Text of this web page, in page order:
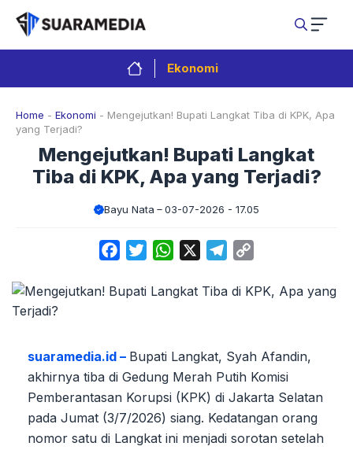
Langsung
isi
Ekonomi
Home - Ekonomi - Mengejutkan! Bupati Langkat Tiba di KPK, Apa
yang Terjadi?
Mengejutkan! Bupati Langkat
Tiba di KPK, Apa yang Terjadi?
Bayu Nata 03-07-2026 - 17.05
FacebookTwitterWhatsApp Telegram
suaramedia.id – Bupati Langkat, Syah Afandin,
akhirnya tiba di Gedung Merah Putih Komisi
Pemberantasan Korupsi (KPK) di Jakarta Selatan
pada Jumat (3/7/2026) siang. Kedatangan orang
nomor satu di Langkat ini menjadi sorotan setelah